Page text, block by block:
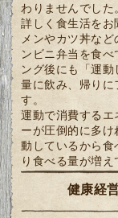
わりませんでした
詳しく食生活をお
メンやカツ丼な
ンビニ弁当を食
ング後にも「運
量に飲み、帰り
す。
運動で消費する
ーが圧倒的に多
動しているから食
り食べる量が増え
健康経